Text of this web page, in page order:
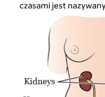
czasami jest